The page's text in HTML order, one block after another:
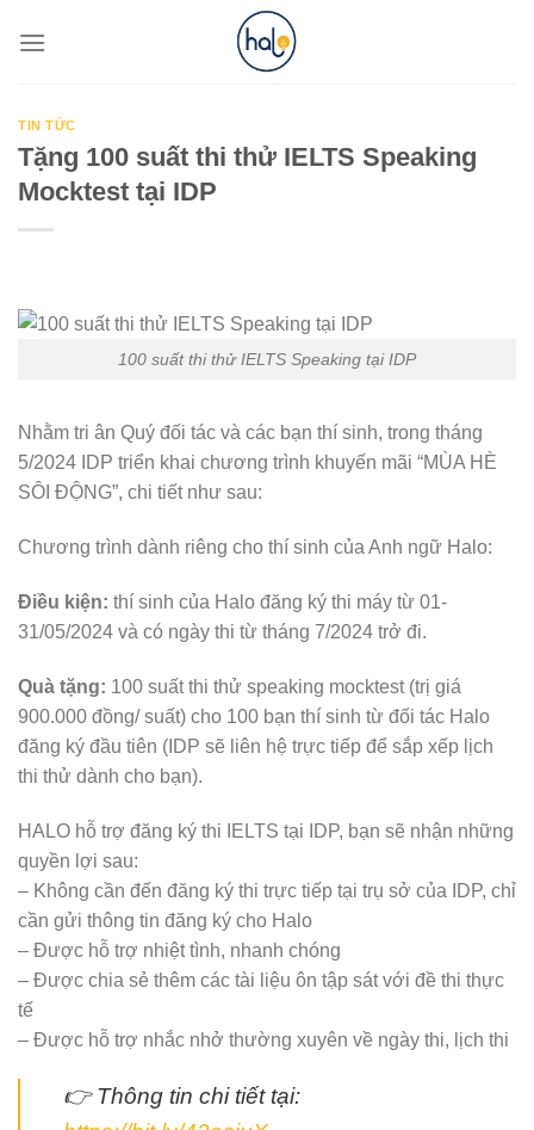
TIN TỨC
Tặng 100 suất thi thử IELTS Speaking
Mocktest tại IDP
100 suất thi thử IELTS Speaking tại IDP
Nhằm tri ân Quý đối tác và các bạn thí sinh, trong tháng
5/2024 IDP triển khai chương trình khuyến mãi “MÙA HÈ
SÔI ĐỘNG”, chi tiết như sau:
Chương trình dành riêng cho thí sinh của Anh ngữ Halo:
Điều kiện: thí sinh của Halo đăng ký thi máy từ 01-
31/05/2024 và có ngày thi từ tháng 7/2024 trở đi.
Quà tặng: 100 suất thi thử speaking mocktest (trị giá
900.000 đồng/ suất) cho 100 bạn thí sinh từ đối tác Halo
đăng ký đầu tiên (IDP sẽ liên hệ trực tiếp để sắp xếp lịch
thi thử dành cho bạn).
HALO hỗ trợ đăng ký thi IELTS tại IDP, bạn sẽ nhận những
quyền lợi sau:
– Không cần đến đăng ký thi trực tiếp tại trụ sở của IDP, chỉ
cần gửi thông tin đăng ký cho Halo
– Được hỗ trợ nhiệt tình, nhanh chóng
– Được chia sẻ thêm các tài liệu ôn tập sát với đề thi thực
tế
– Được hỗ trợ nhắc nhở thường xuyên về ngày thi, lịch thi
👉 Thông tin chi tiết tại: